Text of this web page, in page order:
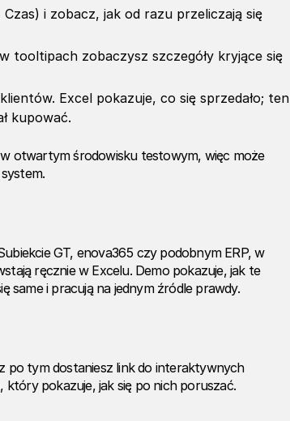
i zobacz, jak od razu przeliczają się
tooltipach zobaczysz szczegóły kryjące się
Excel pokazuje, co się sprzedało; ten
kupować.
otwartym środowisku testowym, więc może
GT, enova365 czy podobnym ERP, w
ręcznie w Excelu. Demo pokazuje, jak te
same i pracują na jednym źródle prawdy.
po tym dostaniesz link do interaktywnych
pokazuje, jak się po nich poruszać.